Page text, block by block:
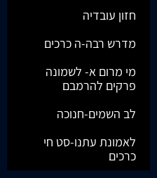
חזון עובדיה
מדרש רבה-ה כרכים
מי מרום א- לשמונה
פרקים להרמבם
לב השמים-חנוכה
לאמונת עתנו-סט חי
כרכים